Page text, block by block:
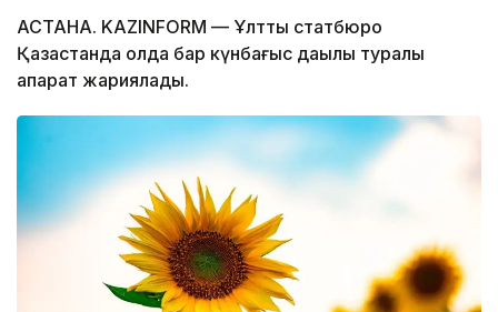
АСТАНА. KAZINFORM — Ұлттық статбюро
Қазақстанда қолда бар күнбағыс дақылы туралы
ақпарат жариялады.